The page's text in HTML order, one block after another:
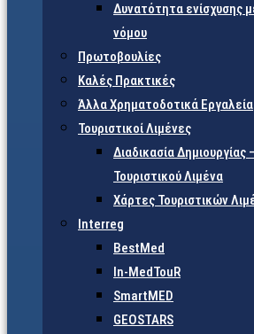
Δυνατότητα ενίσχυσης
νόμου
Πρωτοβουλίες
Καλές Πρακτικές
Άλλα Χρηματοδοτικά Εργαλεία
Τουριστικοί Λιμένες
Διαδικασία
Τουριστικού Λιμένα
Χάρτες Τουριστικών
Interreg
BestMed
In-MedTouR
SmartMED
GEOSTARS